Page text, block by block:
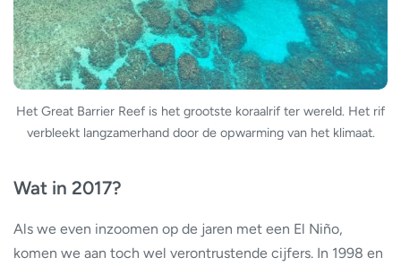
Het Great Barrier Reef is het grootste koraalrif ter wereld. Het rif
verbleekt langzamerhand door de opwarming van het klimaat.
Wat in 2017?
Als we even inzoomen op de jaren met een El Niño,
komen we aan toch wel verontrustende cijfers. In 1998 en